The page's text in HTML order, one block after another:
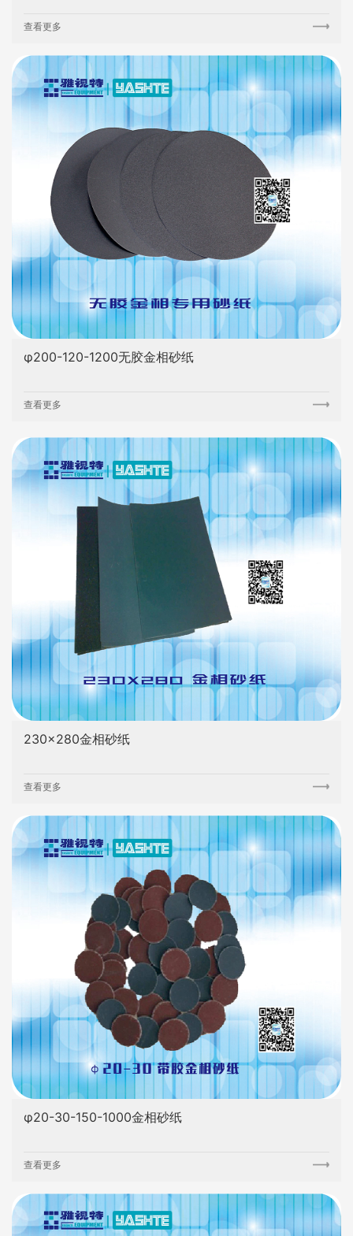
查看更多
φ200-120-1200无胶金相砂纸
查看更多
230×280金相砂纸
查看更多
φ20-30-150-1000金相砂纸
查看更多